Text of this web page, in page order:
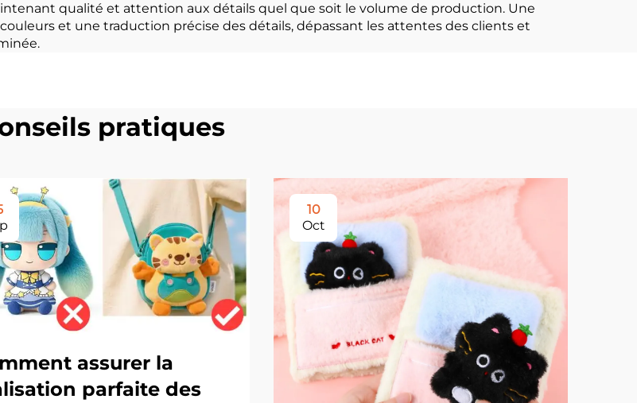
qualité et attention aux détails quel que soit le volume de production. Une
et une traduction précise des détails, dépassant les attentes des clients et
pratiques
assurer la
parfaite des
10
Oct